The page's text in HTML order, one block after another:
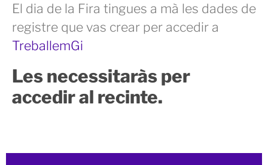
El dia de la Fira tingues a mà les dades de
registre que vas crear per accedir a
TreballemGi
Les necessitaràs per
accedir al recinte.